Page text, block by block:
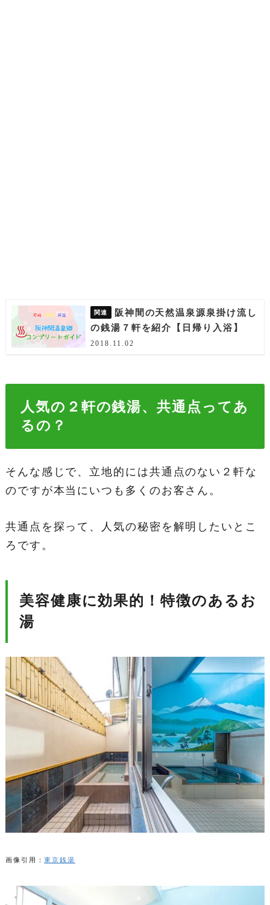
阪神間の天然温泉源泉掛け流し
の銭湯７軒を紹介【日帰り入浴】
2018.11.02
人気の２軒の銭湯、共通点ってあ
るの？
そんな感じで、立地的には共通点のない２軒な
のですが本当にいつも多くのお客さん。
共通点を探って、人気の秘密を解明したいとこ
ろです。
美容健康に効果的！特徴のあるお
湯
画像引用：東京銭湯